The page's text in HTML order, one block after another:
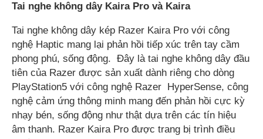
Tai nghe không dây Kaira Pro và Kaira
Tai nghe không dây kép Razer Kaira Pro với công
nghệ Haptic mang lại phản hồi tiếp xúc trên tay cầm
phong phú, sống động. Đây là tai nghe không dây đầu
tiên của Razer được sản xuất dành riêng cho dòng
PlayStation5 với công nghệ Razer HyperSense, công
nghệ cảm ứng thông minh mang đến phản hồi cực kỳ
nhạy bén, sống động như thật dựa trên các tín hiệu
âm thanh. Razer Kaira Pro được trang bị trình điều